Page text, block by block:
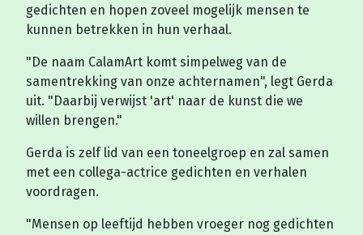
gedichten en hopen zoveel mogelijk mensen te
kunnen betrekken in hun verhaal.
"De naam CalamArt komt simpelweg van de
samentrekking van onze achternamen", legt Gerda
uit. "Daarbij verwijst 'art' naar de kunst die we
willen brengen."
Gerda is zelf lid van een toneelgroep en zal samen
met een collega-actrice gedichten en verhalen
voordragen.
"Mensen op leeftijd hebben vroeger nog gedichten